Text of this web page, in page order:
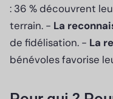
: 36 % découvrent
terrain. - La
de fidélisation. - La
bénévoles favorise